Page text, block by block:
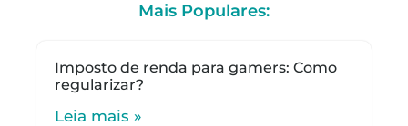
Mais Populares:
Imposto de renda para gamers: Como
regularizar?
Leia mais »